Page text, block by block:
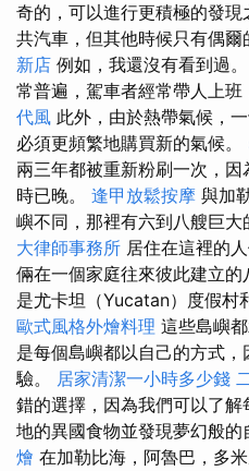
奇的，可以進行更積極的發
共汽車，但其他時候只有偶爾
新店 例如，我還沒有看到過。
常普遍，駕車者經常帶人上班
代風 此外，由於熱帶氣候，
必須更頻繁地購買新的氣候。
兩三年都被重新粉刷一次，
時已晚。 逢甲放鬆按摩 與加
嶼不同，那裡有六到八艘巨大
大律師事務所 居住在這裡的
倆在一個家庭往來彼此建立
是尤卡坦（Yucatan）度假村
歐式風格外燴料理 這些島嶼
是每個島嶼都以自己的方式
驗。 居家清潔一小時多少錢
錯的選擇，因為我們可以了
地的異國食物並發現夢幻般的
燴 在加勒比海，阿魯巴，多